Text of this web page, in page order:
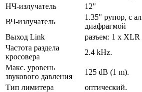
НЧ-излучатель
12"
ВЧ-излучатель
1.35" рупор, с
диафрагмой
Выход Link
разъем: 1 x XLR
Частота раздела
кросовера
2.4 kHz.
Макс. уровень
звукового давления
125 dB (1 m).
Тип лимитера
оптический.